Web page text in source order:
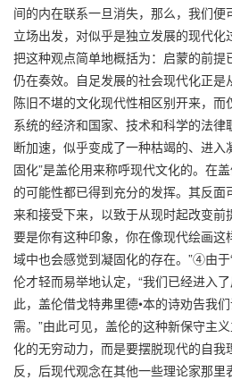
间的内在联系一旦消失，那么，我们
立场出发，对似乎是独立发展的现代化
把这种观点简单地概括为：启蒙的前
仍在奏效。自足发展的社会现代化正
陈旧不堪的文化现代性相区别开来，
系统的经济和国家、技术和科学的法
断加速，似乎变成了一种枯竭的、进入
固化”是盖伦用来称呼现代文化的。在
的可能性都已得到充分的发挥。其反
来和接受下来，以致于从现时起改变
要是你有这种印象，你在像现代绘画
域中也会感觉到凝固化的存在。”④由于
伦才轻而易举地认定，“我们已经进入
此，盖伦借戈特弗里德•本的诗劝告我
需。”由此可见，盖伦的这种新保守主
化的无穷动力，而是要摆脱现代的自
反，后现代观念在其他一些理论家那